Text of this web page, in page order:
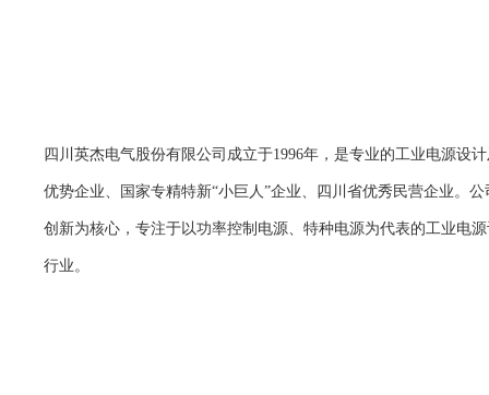
四川英杰电气股份有限公司成立于1996年，是专业的工业电源设
优势企业、国家专精特新“小巨人”企业、四川省优秀民营企业。
创新为核心，专注于以功率控制电源、特种电源为代表的工业电
行业。